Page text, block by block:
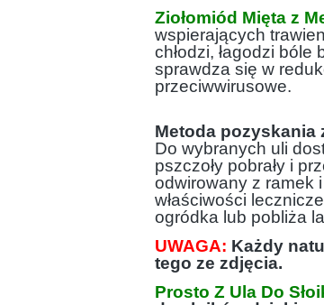
Ziołomiód Mięta z
wspierających
chłodzi, łagodzi
sprawdza się w
przeciwwirusowe.
Metoda pozyskania
Do wybranych uli
pszczoły pobrały i
odwirowany z ramek
właściwości
ogródka lub pobliża
UWAGA: Każdy
tego ze zdjęcia.
Prosto Z Ula Do